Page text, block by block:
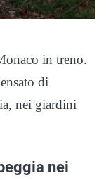
in treno.
di
nei giardini
nei